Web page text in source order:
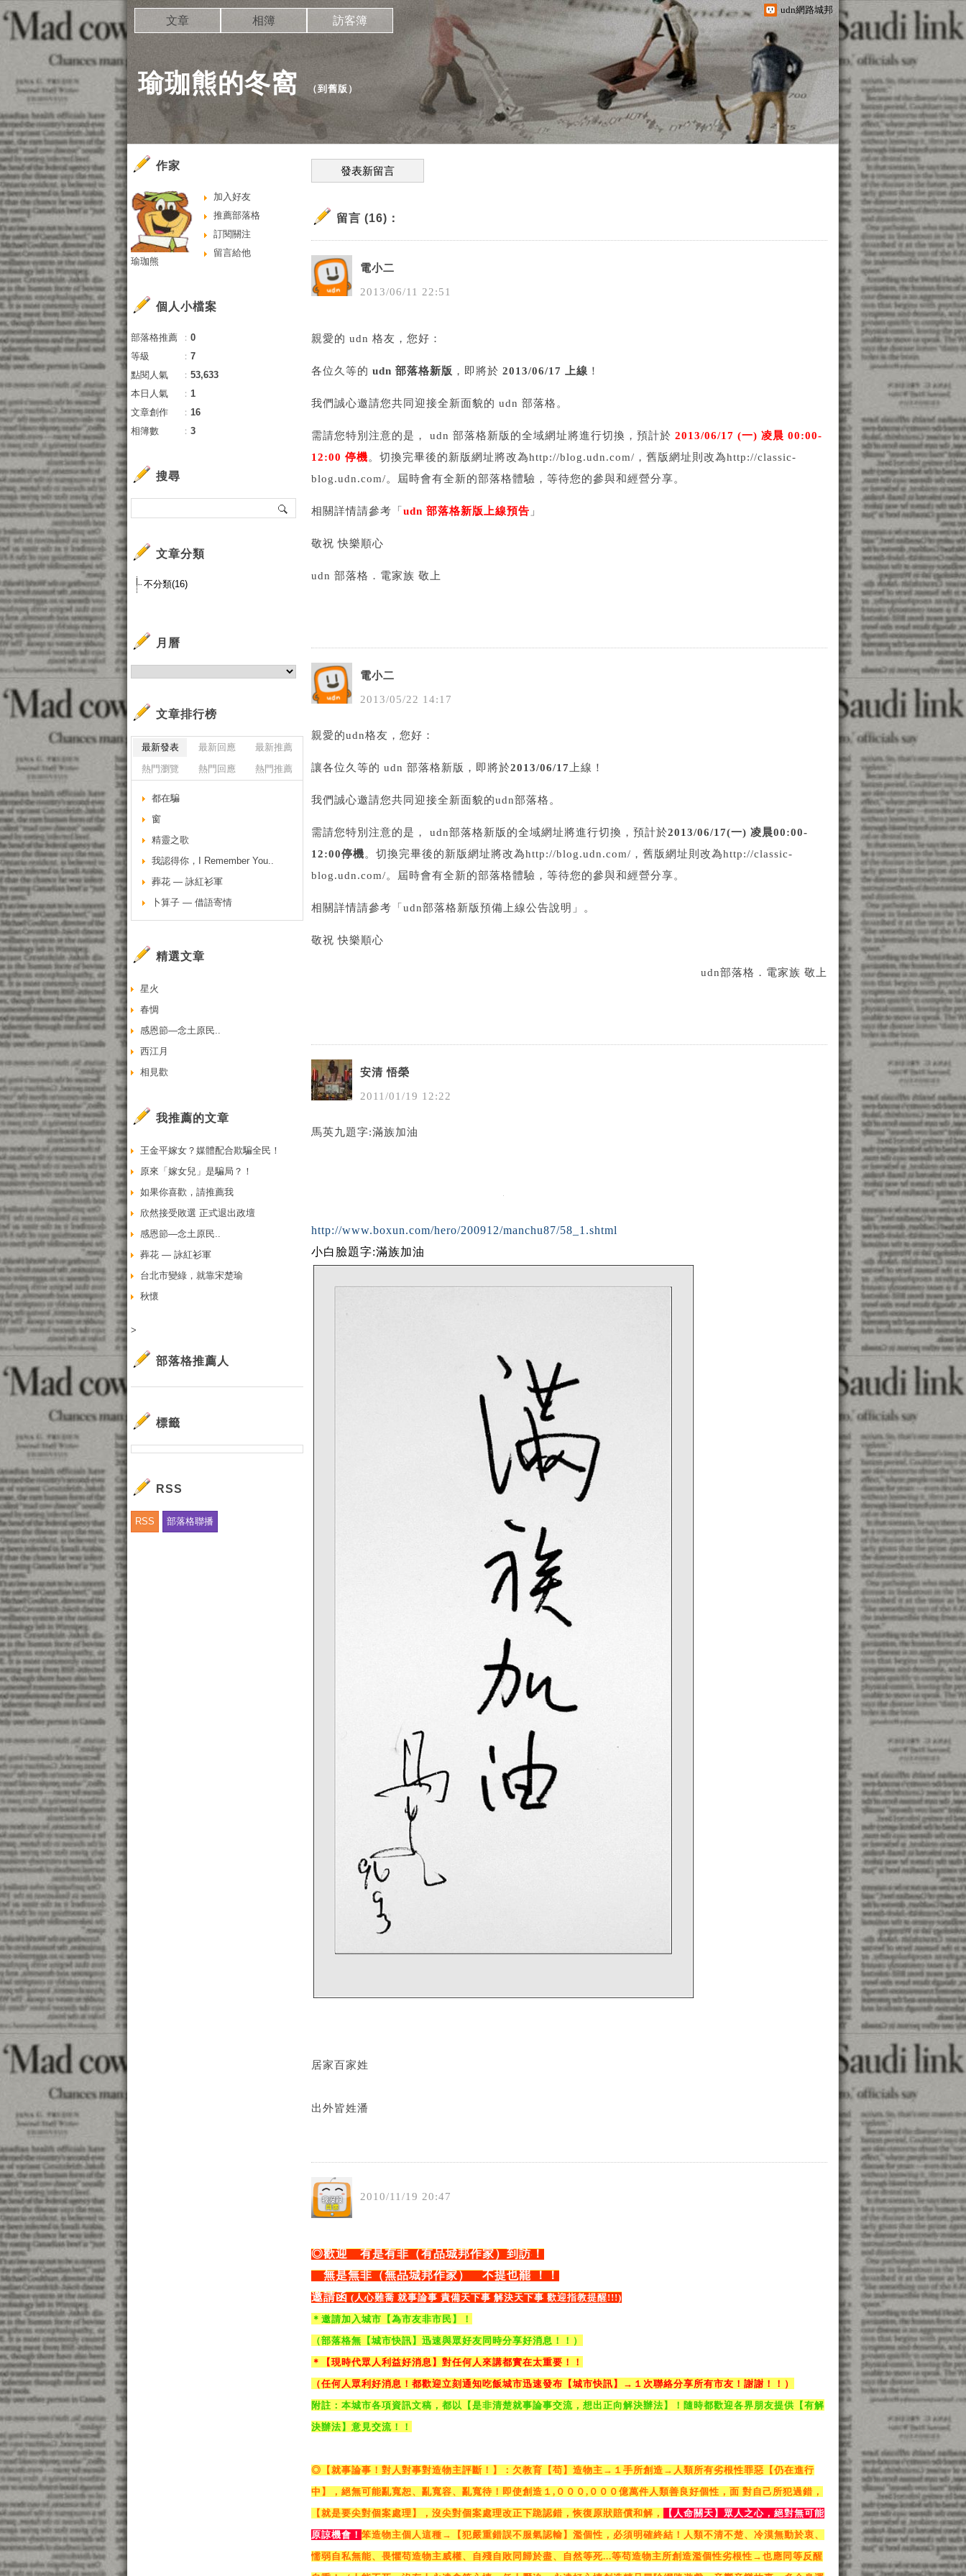
udn網路城邦
瑜珈熊的冬窩 （到舊版 ）
文章 相簿 訪客簿
發表新留言
留言 (16)：
電小二
2013/06/11 22:51
親愛的 udn 格友，您好：
各位久等的 udn 部落格新版 ，即將於 2013/06/17 上線 ！
我們誠心邀請您共同迎接全新面貌的 udn 部落格。
需請您特別注意的是， udn 部落格新版的全域網址將進行切換，預計於 2013/06/17 (一) 凌晨 00:00-
12:00 停機。切換完畢後的新版網址將改為http://blog.udn.com/，舊版網址則改為http://classic-
blog.udn.com/。屆時會有全新的部落格體驗，等待您的參與和經營分享。
相關詳情請參考「 udn 部落格新版上線預告 」
敬祝 快樂順心
udn 部落格．電家族 敬上
電小二
2013/05/22 14:17
親愛的udn格友，您好：
讓各位久等的 udn 部落格新版，即將於2013/06/17 上線！
我們誠心邀請您共同迎接全新面貌的udn部落格。
需請您特別注意的是， udn部落格新版的全域網址將進行切換，預計於2013/06/17(一) 凌晨00:00-
12:00停機。切換完畢後的新版網址將改為http://blog.udn.com/，舊版網址則改為http://classic-
blog.udn.com/。屆時會有全新的部落格體驗，等待您的參與和經營分享。
相關詳情請參考「 udn部落格新版預備上線公告說明 」。
敬祝 快樂順心
udn部落格．電家族 敬上
安清 悟榮
2011 /01 /19 12:22
馬英九題字:滿族加油
http://www.boxun.com/hero/200912/manchu87/58_1.shtml
小白臉題字:滿族加油
居家百家姓
出外皆姓潘
2010/11 /19 20:47
◎歡迎 有是有非（有品城邦作家）到訪 ！
無是無非（無品城邦作家） 不提也罷 ！！
邀請函 (人心難喬 就事論事 責備天下事 解決天下事 歡迎指教提醒!!!)
＊邀請加入城市【為市友非市民】！
（部落格無【城市快訊】迅速與眾好友同時分享好消息！！）
＊【現時代眾人利益好消息】對任何人來講都實在太重要！！
（任何人眾利好消息！都歡迎立刻通知吃飯城市迅速發布【城市快訊】→１次聯絡分享所有市友！謝謝！！）
附註：本城市各項資訊文稿，都以【是非清楚就事論事交流，想出正向解決辦法】！隨時都歡迎各界朋友提供【有解
決辦法】意見交流！！
◎【就事論事！對人對事對造物主評斷！】：欠教育【苟】造物主→１手所創造→人類所有劣根性罪惡【仍在進行
中】，絕無可能亂寬恕、亂寬容、亂寬待！即使創造１,０００,０００億萬件人類善良好個性，面 對自己所犯過錯，
【就是要尖對個案處理】，沒尖對個案處理改正下跪認錯，恢復原狀賠償和解，
【人命關天】眾人之心，絕對無可能
原諒機會！ 笨造物主個人這種→【犯嚴重錯誤不服氣認輸】濫個性，必須明確終結！人類不清不楚、冷漠無動於衷、
懦弱自私無能、畏懼苟造物主威權、自殘自敗同歸於盡、自然等死...等苟造物主所創造濫個性劣根性→也應同等反醒
作家
加入好友
推薦部落格
訂閱關注
留言給他
瑜珈熊
個人小檔案
部落格推薦 ： 0
等級
： 7
點閱人氣
： 53,633
本日人氣
： 1
文章創作
： 16
相簿數
： 3
搜尋
文章分類
不分類(16)
月曆
文章排行榜
最新發表 最新回應
最新推薦
熱門瀏覽
熱門回應 熱門推薦
都在騙
窗
精靈之歌
我認得你，I Remember You..
葬花 — 詠紅衫軍
卜算子 — 借語寄情
精選文章
星火
春惆
感恩節—念土原民..
西江月
相見歡
我推薦的文章
王金平嫁女？媒體配合欺騙全民！
原來「嫁女兒」是騙局？！
如果你喜歡，請推薦我
欣然接受敗選 正式退出政壇
感恩節—念土原民..
葬花 — 詠紅衫軍
台北市變綠，就靠宋楚瑜
秋懷
>
部落格推薦人
標籤
RSS
RSS 部落格聯播